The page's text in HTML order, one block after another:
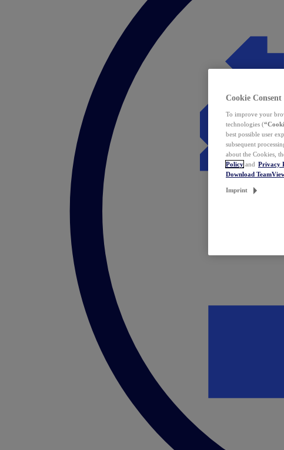
Cookie Consent
To improve your
technologies (
best possible user
subsequent
about the Cookies,
Policy and Privacy
Download
Imprint